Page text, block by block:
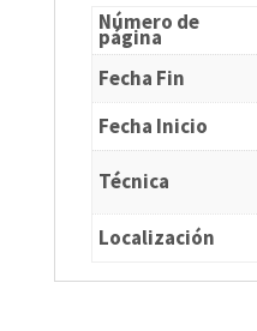
Número de
página
Fecha Fin
Fecha Inicio
Técnica
Localización